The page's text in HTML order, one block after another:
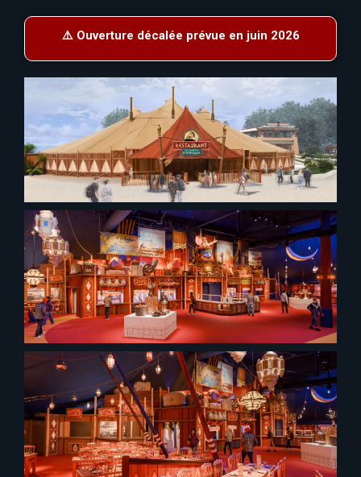
⚠️ Ouverture décalée prévue en juin 2026